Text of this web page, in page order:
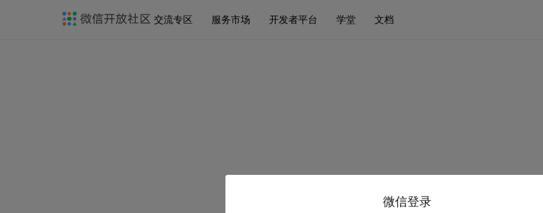
交流专区 服务市场 开发者平台 学堂 文档
微信登录